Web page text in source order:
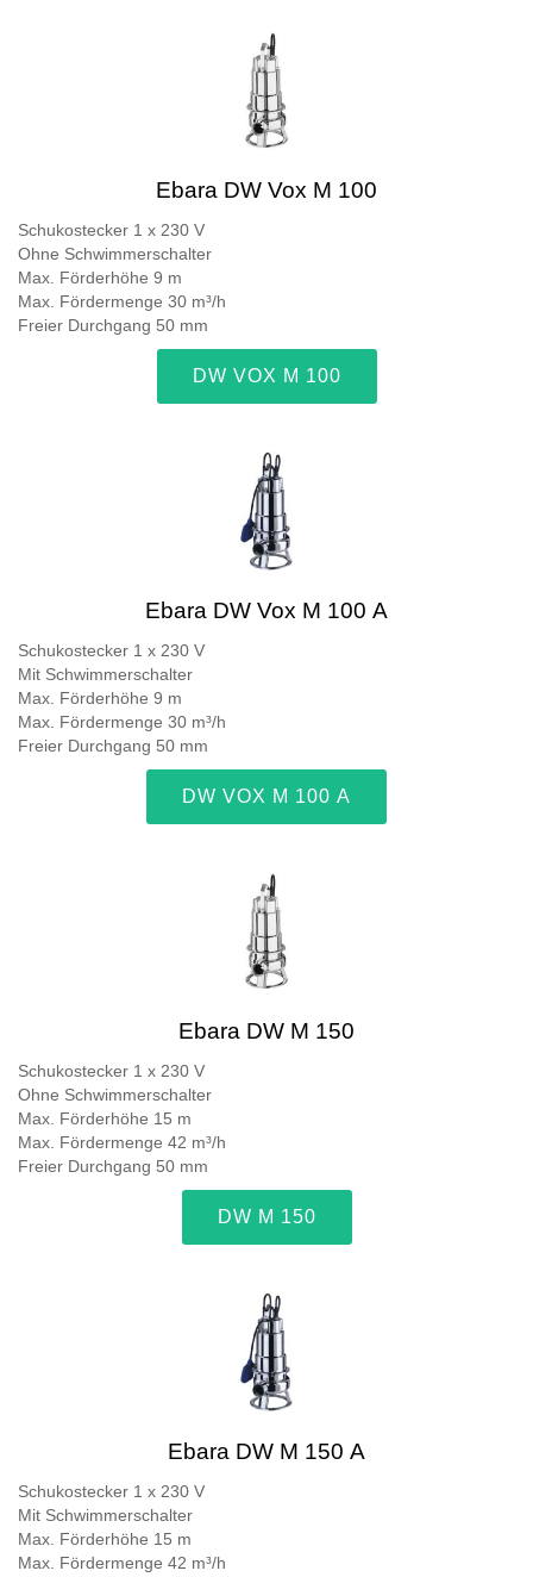
Ebara DW Vox M 100
Schukostecker 1 x 230 V
Ohne Schwimmerschalter
Max. Förderhöhe 9 m
Max. Fördermenge 30 m³/h
Freier Durchgang 50 mm
DW VOX M 100
Ebara DW Vox M 100 A
Schukostecker 1 x 230 V
Mit Schwimmerschalter
Max. Förderhöhe 9 m
Max. Fördermenge 30 m³/h
Freier Durchgang 50 mm
DW VOX M 100 A
Ebara DW M 150
Schukostecker 1 x 230 V
Ohne Schwimmerschalter
Max. Förderhöhe 15 m
Max. Fördermenge 42 m³/h
Freier Durchgang 50 mm
DW M 150
Ebara DW M 150 A
Schukostecker 1 x 230 V
Mit Schwimmerschalter
Max. Förderhöhe 15 m
Max. Fördermenge 42 m³/h